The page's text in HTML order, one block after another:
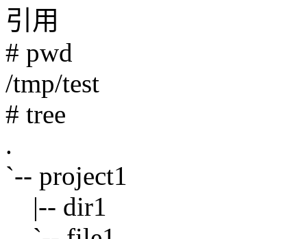
引用
# pwd
/tmp/test
# tree
.
`-- project1
|-- dir1